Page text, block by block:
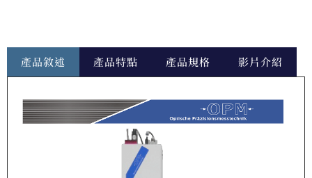
產品敘述 產品特點 產品規格 影片介紹